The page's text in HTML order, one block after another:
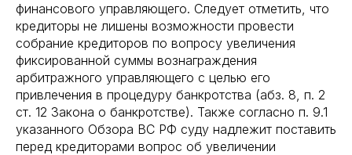
финансового управляющего. Следует отметить, что
кредиторы не лишены возможности провести
собрание кредиторов по вопросу увеличения
фиксированной суммы вознаграждения
арбитражного управляющего с целью его
привлечения в процедуру банкротства (абз. 8, п. 2
ст. 12 Закона о банкротстве). Также согласно п. 9.1
указанного Обзора ВС РФ суду надлежит поставить
перед кредиторами вопрос об увеличении